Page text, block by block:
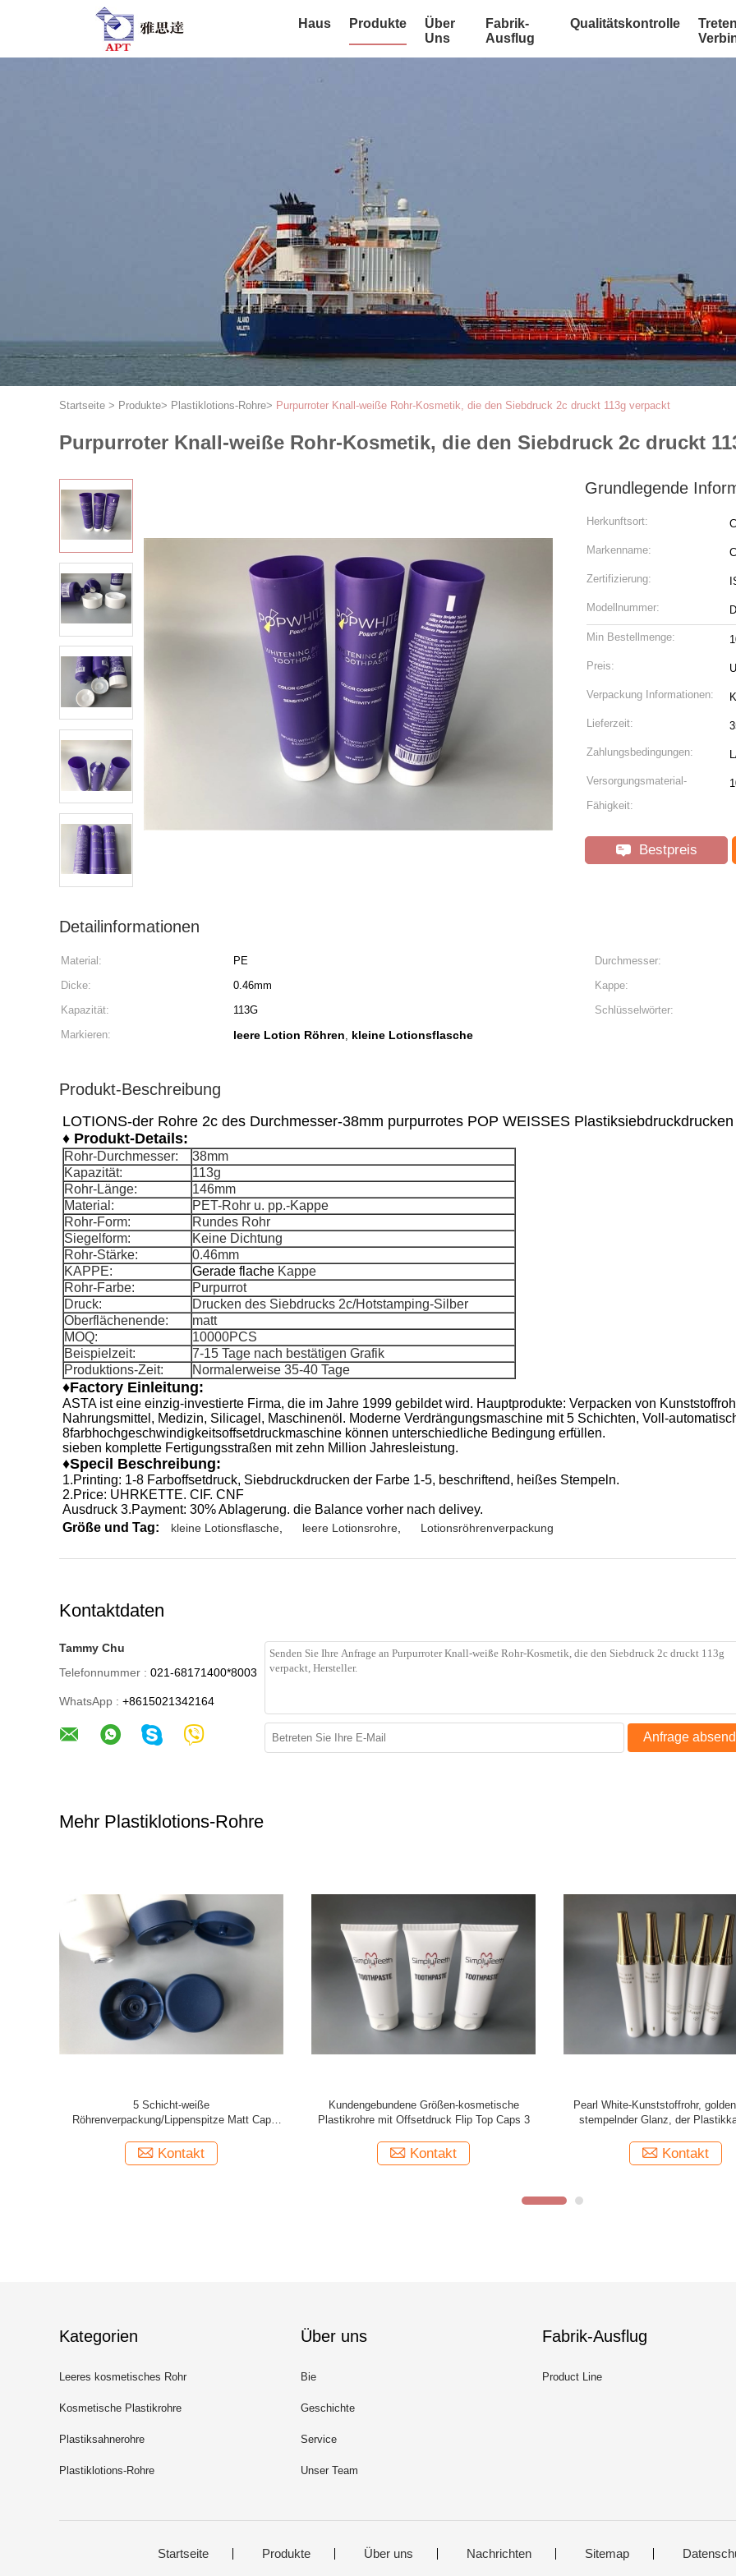
Haus Produkte
Über
Uns
Fabrik-
Ausflug
Qualitätskontrolle
Startseite > Produkte> Plastiklotions-Rohre> Purpurroter Knall-weiße Rohr-Kosmetik, die den Siebdruck 2c druckt 113g verpackt
Purpurroter Knall-weiße Rohr-Kosmetik, die den Siebdruck 2c druckt
Grundlegende
Herkunftsort:
Markenname:
Zertifizierung:
Modellnummer:
Min Bestellmenge:
Preis:
Verpackung Informationen:
Lieferzeit:
Zahlungsbedingungen:
Versorgungsmaterial-
Fähigkeit:
Bestpreis
Detailinformationen
Material: PE
Durchmesser:
Dicke:
0.46mm
Kappe:
Kapazität:
113G
Schlüsselwörter:
Markieren:
leere Lotion Röhren, kleine Lotionsflasche
Produkt-Beschreibung
LOTIONS-der Rohre 2c des Durchmesser-38mm purpurrotes POP WEISSES
♦ Produkt-Details:
Rohr-Durchmesser:
38mm
Kapazität:
113g
Rohr-Länge:
146mm
Material:
PET-Rohr u. pp.-Kappe
Rohr-Form:
Rundes Rohr
Siegelform:
Keine Dichtung
Rohr-Stärke:
0.46mm
KAPPE:
Gerade flache Kappe
Rohr-Farbe:
Purpurrot
Druck:
Drucken des Siebdrucks 2c/Hotstamping-Silber
Oberflächenende:
matt
MOQ:
10000PCS
Beispielzeit:
7-15 Tage nach bestätigen Grafik
Produktions-Zeit:
Normalerweise 35-40 Tage
♦Factory Einleitung:
ASTA ist eine einzig-investierte Firma, die im Jahre 1999 gebildet wird. Hauptprodukte: Verpacken von
Nahrungsmittel, Medizin, Silicagel, Maschinenöl. Moderne Verdrängungsmaschine mit 5 Schichten, Voll-
8farbhochgeschwindigkeitsoffsetdruckmaschine können unterschiedliche Bedingung erfüllen.
sieben komplette Fertigungsstraßen mit zehn Million Jahresleistung.
♦Specil Beschreibung:
1.Printing: 1-8 Farboffsetdruck, Siebdruckdrucken der Farbe 1-5, beschriftend, heißes Stempeln.
2.Price: UHRKETTE. CIF. CNF
Ausdruck 3.Payment: 30% Ablagerung. die Balance vorher nach delivey.
Größe und Tag:
kleine Lotionsflasche leere Lotionsrohre Lotionsröhrenverpackung
Kontaktdaten
Tammy Chu
Telefonnummer : 021-68171400*8003
WhatsApp : +8615021342164
Anfrage
Mehr Plastiklotions-Rohre
30 Siebdruck-Schreibkopf-Plastikfolie der
Durchmesser-versiegelte transparente
Kontakt
Milch-weiße Flaschen-Röhrenverpackung,
hellpurpurne Druck-Handlotions-Rohre
Kontakt
Kleine weiße Perlen-kosmetische
mit transparentem Flip Top
Kontakt
Kategorien
Leeres kosmetisches Rohr
Kosmetische Plastikrohre
Plastiksahnerohre
Plastiklotions-Rohre
Über uns
Bie
Geschichte
Service
Unser Team
Fabrik-Ausflug
Product Line
Startseite Produkte Über uns Nachrichten Sitemap